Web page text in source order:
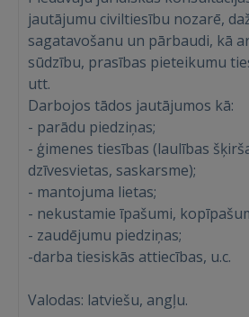
Забыли пароль?
FACEBOOK
jautājumu civiltiesību nozarē,
sagatavošanu un pārbaudi, kā
sūdzību, prasības pieteikumu
utt.
Darbojos tādos jautājumos kā:
- parādu piedziņas;
- ģimenes tiesības (laulības
dzīvesvietas, saskarsme);
- mantojuma lietas;
- nekustamie īpašumi,
- zaudējumu piedziņas;
-darba tiesiskās attiecības, u.c.
Valodas: latviešu, angļu.